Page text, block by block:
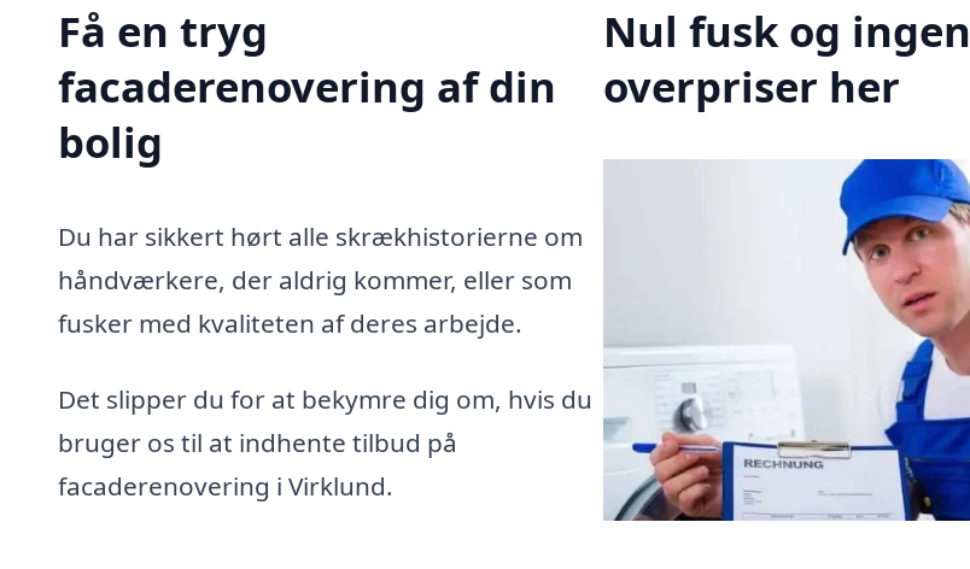
Få en tryg
facaderenovering af din
bolig
Du har sikkert hørt alle skrækhistorierne om
håndværkere, der aldrig kommer, eller som
fusker med kvaliteten af deres arbejde.
Det slipper du for at bekymre dig om, hvis du
bruger os til at indhente tilbud på
facaderenovering i Virklund.
Nul fusk og ingen
overpriser her